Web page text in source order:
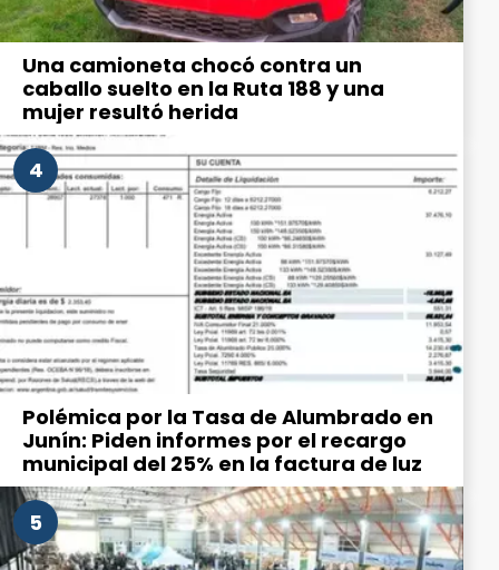
Una camioneta chocó contra un
caballo suelto en la Ruta 188 y una
mujer resultó herida
4
Polémica por la Tasa de Alumbrado en
Junín: Piden informes por el recargo
municipal del 25% en la factura de luz
5